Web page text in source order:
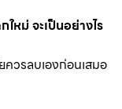
หม่ จะเป็นอย่างไร
วรลบเองก่อนเสมอ